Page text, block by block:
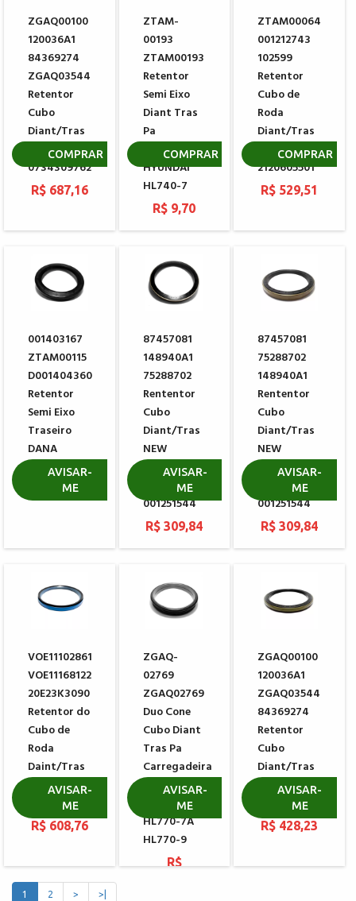
ZGAQ00100
120036A1
84369274
ZGAQ03544
Retentor
Cubo
Diant/Tras
0734309762
R$ 687,16
COMPRAR
ZTAM-
00193
ZTAM00193
Retentor
Semi Eixo
Diant Tras
Pa
Carregadeira
HYUNDAI
HL740-7
R$ 9,70
COMPRAR
ZTAM00064
001212743
102599
Retentor
Cubo de
Roda
Diant/Tras
DANA
2120605501
R$ 529,51
COMPRAR
001403167
ZTAM00115
D001404360
Retentor
Semi Eixo
Traseiro
DANA
001.40.3167
R$ 10,90
AVISAR-
ME
87457081
148940A1
75288702
Rententor
Cubo
Diant/Tras
NEW
HOLLAND
001251544
R$ 309,84
AVISAR-
ME
87457081
75288702
148940A1
Rententor
Cubo
Diant/Tras
NEW
HOLLAND
001251544
R$ 309,84
AVISAR-
ME
VOE11102861
VOE11168122
20E23K3090
Retentor do
Cubo de
Roda
Daint/Tras
CARRARO
R$ 608,76
AVISAR-
ME
ZGAQ-
02769
ZGAQ02769
Duo Cone
Cubo Diant
Tras Pa
Carregadeira
HYUNDAI
HL760-9
HL770-7A
HL770-9
R$
AVISAR-
ME
ZGAQ00100
120036A1
ZGAQ03544
84369274
Retentor
Cubo
Diant/Tras
0734309762
R$ 428,23
AVISAR-
ME
1 2 > >|